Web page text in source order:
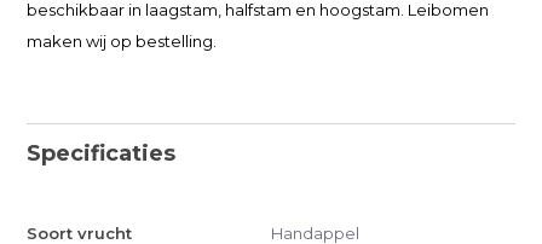
beschikbaar in laagstam, halfstam en hoogstam. Leibomen
maken wij op bestelling.
Specificaties
Soort vrucht Handappel